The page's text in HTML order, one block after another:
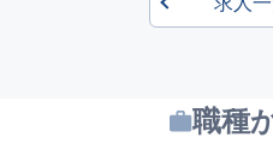
職種